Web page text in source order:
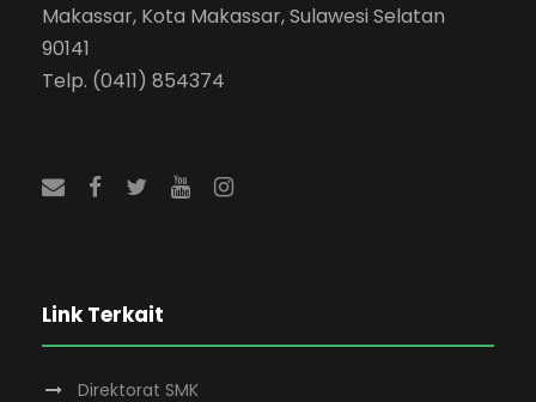
Makassar, Kota Makassar, Sulawesi Selatan
90141
Telp. (0411) 854374
Link Terkait
Direktorat SMK